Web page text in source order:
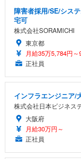
障害者採用/SE/シス
宅可
株式会社SORAMICHI
東京都
月給35万5,784円
正社員
インフラエンジニア/
株式会社日本ビジネス
大阪府
月給30万円～
正社員